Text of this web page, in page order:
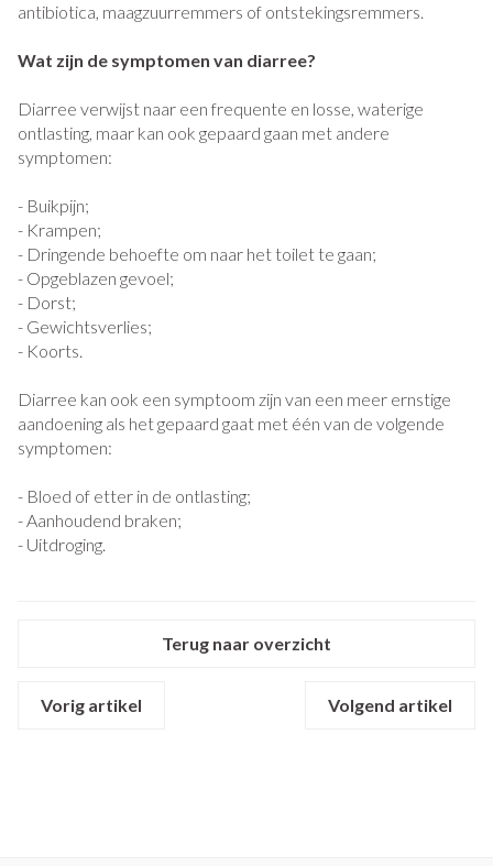
antibiotica, maagzuurremmers of ontstekingsremmers.
Wat zijn de symptomen van diarree?
Diarree verwijst naar een frequente en losse, waterige
ontlasting, maar kan ook gepaard gaan met andere
symptomen:
- Buikpijn;
- Krampen;
- Dringende behoefte om naar het toilet te gaan;
- Opgeblazen gevoel;
- Dorst;
- Gewichtsverlies;
- Koorts.
Diarree kan ook een symptoom zijn van een meer ernstige
aandoening als het gepaard gaat met één van de volgende
symptomen:
- Bloed of etter in de ontlasting;
- Aanhoudend braken;
- Uitdroging.
Terug naar overzicht
Vorig artikel Volgend artikel